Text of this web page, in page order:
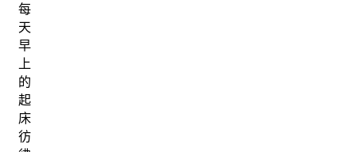
每
天
早
上
的
起
床
彷